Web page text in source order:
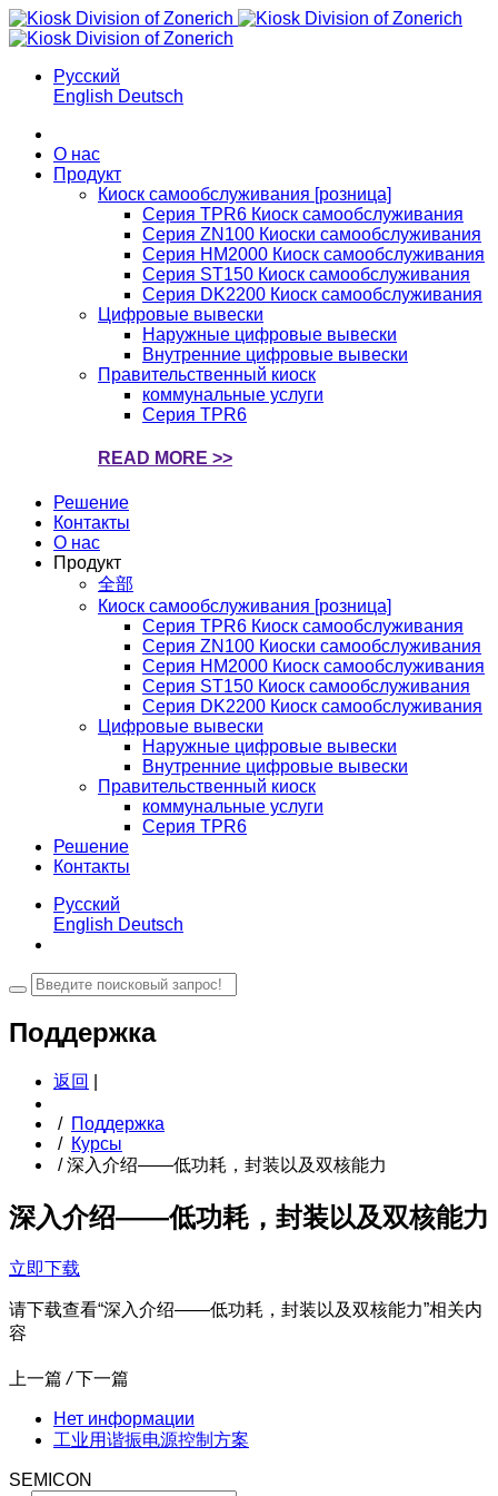
Русский
English Deutsch
О нас
Продукт
Киоск самообслуживания [розница]
Серия TPR6 Киоск самообслуживания
Серия ZN100 Киоски самообслуживания
Серия HM2000 Киоск самообслуживания
Серия ST150 Киоск самообслуживания
Серия DK2200 Киоск самообслуживания
Цифровые вывески
Наружные цифровые вывески
Внутренние цифровые вывески
Правительственный киоск
коммунальные услуги
Серия TPR6
READ MORE >>
Решение
Контакты
О нас
Продукт
全部
Киоск самообслуживания [розница]
Серия TPR6 Киоск самообслуживания
Серия ZN100 Киоски самообслуживания
Серия HM2000 Киоск самообслуживания
Серия ST150 Киоск самообслуживания
Серия DK2200 Киоск самообслуживания
Цифровые вывески
Наружные цифровые вывески
Внутренние цифровые вывески
Правительственный киоск
коммунальные услуги
Серия TPR6
Решение
Контакты
Русский
English Deutsch
Поддержка
返回
/ Поддержка
/ Курсы
/深入介绍——低功耗，封装以及双核能力
深入介绍——低功耗，封装以及双核能力
立即下载
请下载查看“深入介绍——低功耗，封装以及双核能力”相关内
容
上一篇 /下一篇
Нет информации
工业用谐振电源控制方案
SEMICON